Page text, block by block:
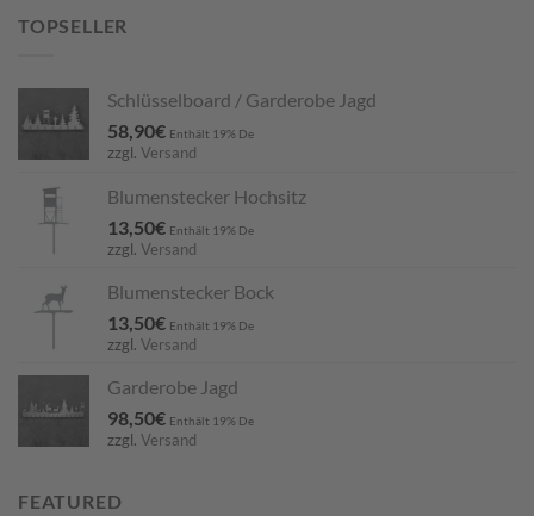
TOPSELLER
Schlüsselboard / Garderobe Jagd
58,90€ Enthält 19% De
zzgl. Versand
Blumenstecker Hochsitz
13,50€ Enthält 19% De
zzgl. Versand
Blumenstecker Bock
13,50€ Enthält 19% De
zzgl. Versand
Garderobe Jagd
98,50€ Enthält 19% De
zzgl. Versand
FEATURED